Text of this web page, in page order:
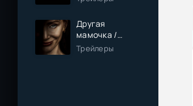
Другая
мамочка /
Чужая мама
(2026)
Трейлеры